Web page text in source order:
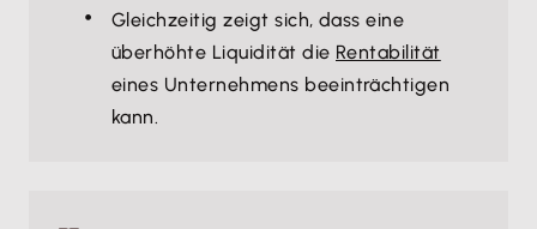
Gleichzeitig zeigt sich, dass eine
überhöhte Liquidität die Rentabilität
eines Unternehmens beeinträchtigen
kann.